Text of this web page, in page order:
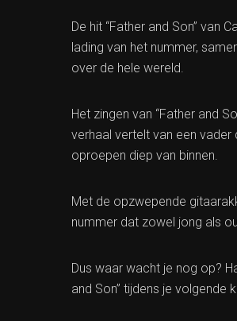
De hit “Father and Son” van
lading van het nummer,
over de hele wereld.
Het zingen van “Father and
verhaal vertelt van een
oproepen diep van binnen.
Met de opzwepende
nummer dat zowel jong als
Dus waar wacht je nog op?
and Son” tijdens je